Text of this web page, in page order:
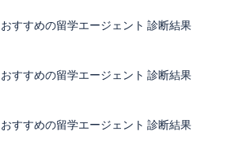
おすすめの留学エージェント 診断結果
おすすめの留学エージェント 診断結果
おすすめの留学エージェント 診断結果